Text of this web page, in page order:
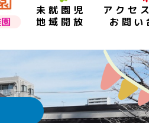
未就園児
地域開放
アクセ
お問い